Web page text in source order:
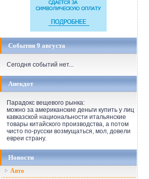
События 9 августа
Сегодня событий нет...
Анекдот
Парадокс вещевого рынка:
можно за американские деньги купить у лиц
кавказской национальности итальянские
товары китайского производства, а потом
чисто по-русски возмущаться, мол, довели
евреи страну.
Новости
Авто